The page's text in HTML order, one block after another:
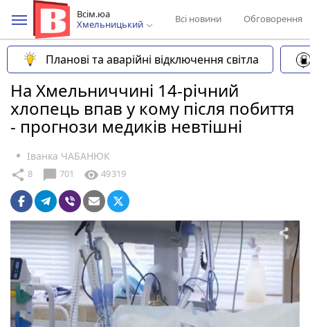
Всім.юа
Хмельницький
Всі новини Обговорення
Планові та аварійні відключення світла
На Хмельниччині 14-річний
хлопець впав у кому після побиття
- прогнози медиків невтішні
Іванка ЧАБАНЮК
share 8 chat_bubble 701 visibility 49319